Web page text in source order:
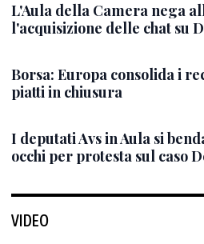
L'Aula della Camera nega
l'acquisizione delle chat su
Borsa: Europa consolida i
piatti in chiusura
I deputati Avs in Aula si
occhi per protesta sul caso
VIDEO